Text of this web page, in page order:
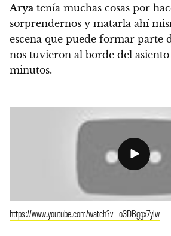
Arya tenía muchas cosas por
sorprendernos y matarla ahí
escena que puede formar parte
nos tuvieron al borde del
minutos.
https://www.youtube.com/watch?v=o3DBggx7ylw